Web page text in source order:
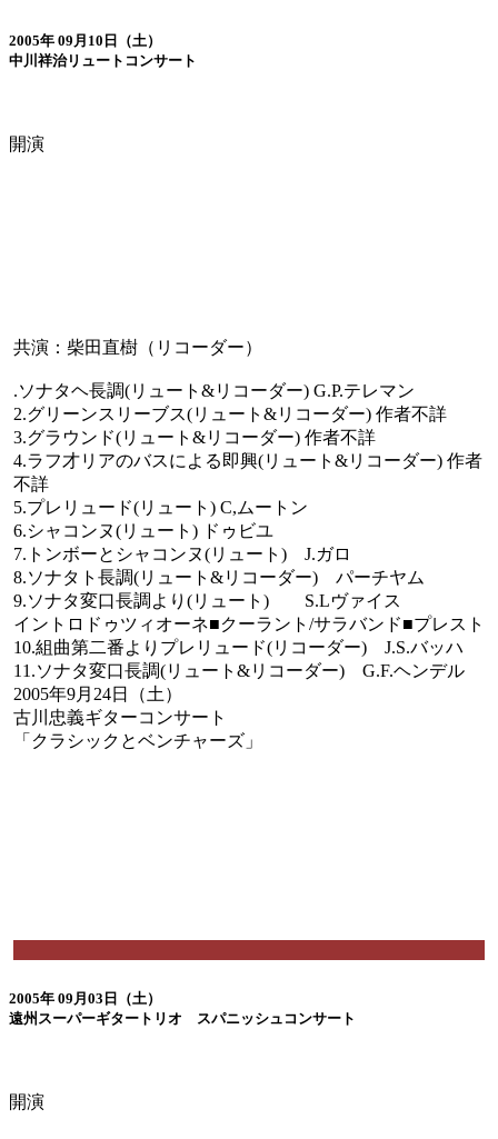
2005年 09月10日（土）
中川祥治リュートコンサート
開演
共演：柴田直樹（リコーダー）
.ソナタヘ長調(リュート&リコーダー) G.P.テレマン
2.グリーンスリーブス(リュート&リコーダー) 作者不詳
3.グラウンド(リュート&リコーダー) 作者不詳
4.ラフ才リアのバスによる即興(リュート&リコーダー) 作者
不詳
5.プレリュード(リュート) C,ムートン
6.シャコンヌ(リュート) ドゥビユ
7.トンボーとシャコンヌ(リュート) J.ガロ
8.ソナタト長調(リュート&リコーダー) パーチヤム
9.ソナタ変口長調より(リュート) S.Lヴァイス
イントロドゥツィオーネ■クーラント/サラバンド■プレスト
10.組曲第二番よりプレリュード(リコーダー) J.S.バッハ
11.ソナタ変口長調(リュート&リコーダー) G.F.ヘンデル
2005年9月24日（土）
古川忠義ギターコンサート
「クラシックとベンチャーズ」
2005年 09月03日（土）
遠州スーパーギタートリオ スパニッシュコンサート
開演